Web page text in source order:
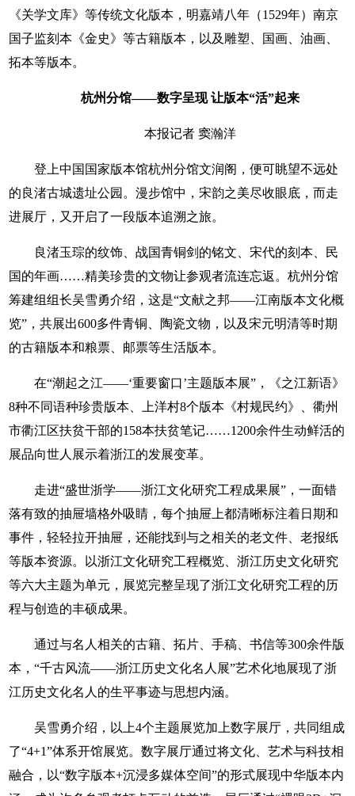
《关学文库》等传统文化版本，明嘉靖八年（1529年）南京
国子监刻本《金史》等古籍版本，以及雕塑、国画、油画、
拓本等版本。
杭州分馆——数字呈现让版本“活”起来
本报记者 窦瀚洋
登上中国国家版本馆杭州分馆文润阁，便可眺望不远处
的良渚古城遗址公园。漫步馆中，宋韵之美尽收眼底，而走
进展厅，又开启了一段版本追溯之旅。
良渚玉琮的纹饰、战国青铜剑的铭文、宋代的刻本、民
国的年画……精美珍贵的文物让参观者流连忘返。杭州分馆
筹建组组长吴雪勇介绍，这是“文献之邦——江南版本文化概
览”，共展出600多件青铜、陶瓷文物，以及宋元明清等时期
的古籍版本和粮票、邮票等生活版本。
在“潮起之江——‘重要窗口’主题版本展”，《之江新语》
8种不同语种珍贵版本、上洋村8个版本《村规民约》、衢州
市衢江区扶贫干部的158本扶贫笔记……1200余件生动鲜活的
展品向世人展示着浙江的发展变革。
走进“盛世浙学——浙江文化研究工程成果展”，一面错
落有致的抽屉墙格外吸睛，每个抽屉上都清晰标注着日期和
事件，轻轻拉开抽屉，还能找到与之相关的老文件、老报纸
等版本资源。以浙江文化研究工程概览、浙江历史文化研究
等六大主题为单元，展览完整呈现了浙江文化研究工程的历
程与创造的丰硕成果。
通过与名人相关的古籍、拓片、手稿、书信等300余件版
本，“千古风流——浙江历史文化名人展”艺术化地展现了浙
江历史文化名人的生平事迹与思想内涵。
吴雪勇介绍，以上4个主题展览加上数字展厅，共同组成
了“4+1”体系开馆展览。数字展厅通过将文化、艺术与科技相
融合，以“数字版本+沉浸多媒体空间”的形式展现中华版本内